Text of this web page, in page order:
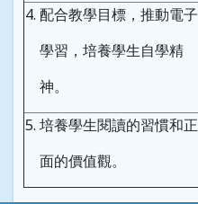
4. 配合教學目標，推動電子
學習，培養學生自學精
神。
5. 培養學生閱讀的習慣和正
面的價值觀。